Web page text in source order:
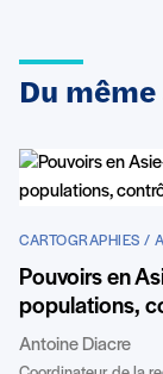
Du
CARTOGRAPHIES /
Pouvoirs en
populations,
Antoine Diacre